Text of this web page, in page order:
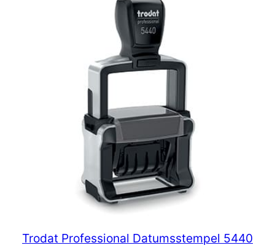
Trodat Professional Datumsstempel 5440